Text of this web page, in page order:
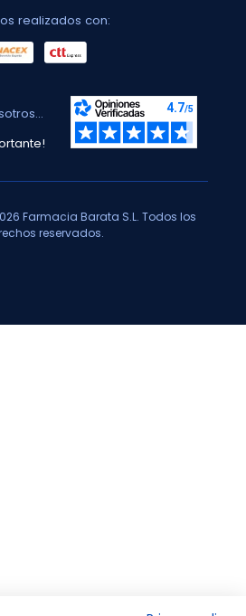
realizados con:
Farmacia Barata S.L. Todos los
reservados.